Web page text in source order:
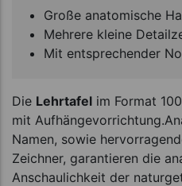
Große anatomische
Mehrere kleine
Mit entsprechender
Die Lehrtafel im Format
mit
Namen, sowie
Zeichner, garantieren die
Anschaulichkeit der